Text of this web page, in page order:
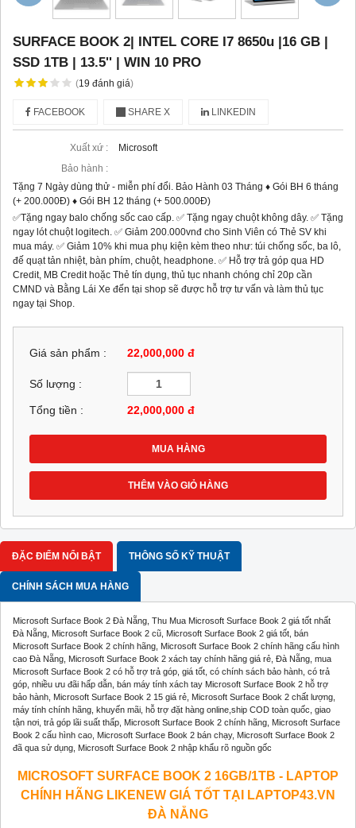
SURFACE BOOK 2| INTEL CORE I7 8650u |16 GB |
SSD 1TB | 13.5'' | WIN 10 PRO
(19 đánh giá)
FACEBOOK SHARE X LINKEDIN
Xuất xứ :
Microsoft
Bảo hành :
Tặng 7 Ngày dùng thử - miễn phí đổi. Bảo Hành 03 Tháng ♦ Gói BH 6 tháng
(+ 200.000Đ) ♦ Gói BH 12 tháng (+ 500.000Đ)
✅Tặng ngay balo chống sốc cao cấp. ✅ Tặng ngay chuột không dây. ✅ Tặng
ngay lót chuột logitech. ✅ Giảm 200.000vnđ cho Sinh Viên có Thẻ SV khi
mua máy. ✅ Giảm 10% khi mua phụ kiện kèm theo như: túi chống sốc, ba lô,
đế quạt tản nhiệt, bàn phím, chuột, headphone. ✅ Hỗ trợ trả góp qua HD
Credit, MB Credit hoặc Thẻ tín dụng, thủ tục nhanh chóng chỉ 20p cần
CMND và Bằng Lái Xe đến tại shop sẽ được hỗ trợ tư vấn và làm thủ tục
ngay tại Shop.
Giá sản phẩm : 22,000,000 đ
Số lượng :
Tổng tiền : 22,000,000 đ
MUA HÀNG
THÊM VÀO GIỎ HÀNG
ĐẶC ĐIỂM NỔI BẬT THÔNG SỐ KỸ THUẬT
CHÍNH SÁCH MUA HÀNG
Microsoft Surface Book 2 Đà Nẵng, Thu Mua Microsoft Surface Book 2 giá tốt nhất
Đà Nẵng, Microsoft Surface Book 2 cũ, Microsoft Surface Book 2 giá tốt, bán
Microsoft Surface Book 2 chính hãng, Microsoft Surface Book 2 chính hãng cấu hình
cao Đà Nẵng, Microsoft Surface Book 2 xách tay chính hãng giá rẻ, Đà Nẵng, mua
Microsoft Surface Book 2 có hỗ trợ trả góp, giá tốt, có chính sách bảo hành, có trả
góp, nhiều ưu đãi hấp dẫn, bán máy tính xách tay Microsoft Surface Book 2 hỗ trợ
bảo hành, Microsoft Surface Book 2 15 giá rẻ, Microsoft Surface Book 2 chất lượng,
máy tính chính hãng, khuyến mãi, hỗ trợ đặt hàng online,ship COD toàn quốc, giao
tận nơi, trả góp lãi suất thấp, Microsoft Surface Book 2 chính hãng, Microsoft Surface
Book 2 cấu hình cao, Microsoft Surface Book 2 bán chạy, Microsoft Surface Book 2
đã qua sử dụng, Microsoft Surface Book 2 nhập khẩu rõ nguồn gốc
MICROSOFT SURFACE BOOK 2 16GB/1TB - LAPTOP
CHÍNH HÃNG LIKENEW GIÁ TỐT TẠI LAPTOP43.VN
ĐÀ NẴNG